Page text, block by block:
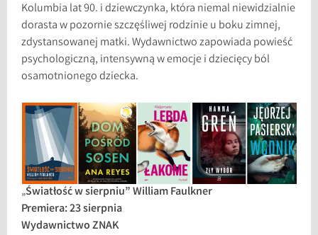
Kolumbia lat 90. i dziewczynka, która niemal niewidzialnie
dorasta w pozornie szczęśliwej rodzinie u boku zimnej,
zdystansowanej matki. Wydawnictwo zapowiada powieść
psychologiczną, intensywną w emocje i dziecięcy ból
osamotnionego dziecka.
„Światłość w sierpniu” William Faulkner
Premiera: 23 sierpnia
Wydawnictwo ZNAK